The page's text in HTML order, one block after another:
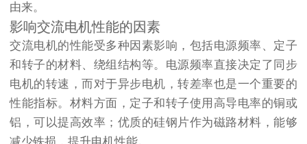
由来。
影响交流电机性能的因素
交流电机的性能受多种因素影响，包括电源频率、定子
和转子的材料、绕组结构等。电源频率直接决定了同步
电机的转速，而对于异步电机，转差率也是一个重要的
性能指标。材料方面，定子和转子使用高导电率的铜或
铝，可以提高效率；优质的硅钢片作为磁路材料，能够